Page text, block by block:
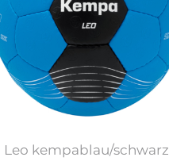
Leo kempablau/schwarz